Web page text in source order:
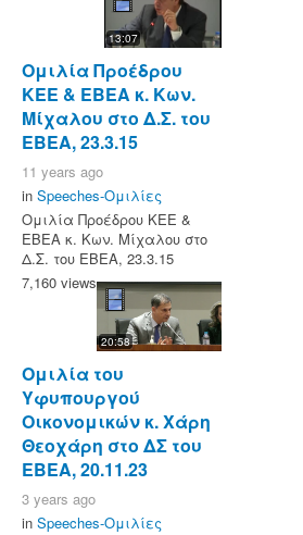
13:07
Ομιλία Προέδρου
ΚΕΕ & ΕΒΕΑ κ. Κων.
Μίχαλου στο Δ.Σ. του
ΕΒΕΑ, 23.3.15
11 years ago
in Speeches-Ομιλίες
Ομιλία Προέδρου ΚΕΕ &
ΕΒΕΑ κ. Κων. Μίχαλου στο
Δ.Σ. του ΕΒΕΑ, 23.3.15
7,160 views
20:58
Ομιλία του
Υφυπουργού
Οικονομικών κ. Χάρη
Θεοχάρη στο ΔΣ του
ΕΒΕΑ, 20.11.23
3 years ago
in Speeches-Ομιλίες